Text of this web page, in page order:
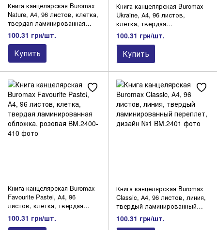
Книга канцелярская Buromax
Nature, А4, 96 листов, клетка,
твердая ламинированная
обложка, микс дизайнов
100.31 грн/шт.
Купить
Книга канцелярская Buromax
Ukraine, А4, 96 листов,
клетка, твердая
ламинированная обложка,
микс дизайнов
100.31 грн/шт.
Купить
Книга канцелярская Buromax
Favourite Pastel, А4, 96
листов, клетка, твердая
ламинированная обложка,
розовая
100.31 грн/шт.
Книга канцелярская Buromax
Classic, А4, 96 листов, линия,
твердый ламинированный
переплет, дизайн №1
100.31 грн/шт.